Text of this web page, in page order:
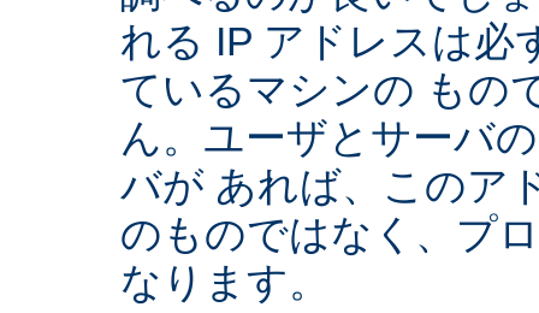
れる IP アドレスは必
ているマシンの もの
ん。ユーザとサーバ
バが あれば、このア
のものではなく、プ
なります。